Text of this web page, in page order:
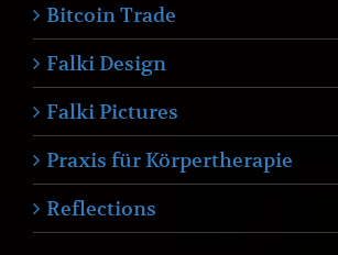
Bitcoin Trade
Falki Design
Falki Pictures
Praxis für Körpertherapie
Reflections